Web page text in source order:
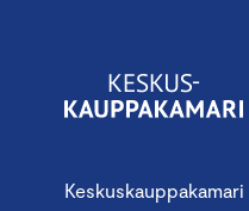
Keskuskauppakamari